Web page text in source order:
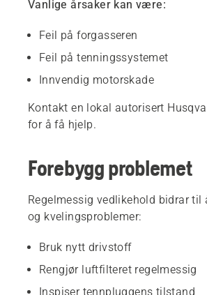
Vanlige årsaker kan være:
Feil på forgasseren
Feil på tenningssystemet
Innvendig motorskade
Kontakt en lokal autorisert
for å få hjelp.
Forebygg problemet
Regelmessig vedlikehold bidrar til
og kvelingsproblemer:
Bruk nytt drivstoff
Rengjør luftfilteret regelmessig
Inspiser tennpluggens tilstand